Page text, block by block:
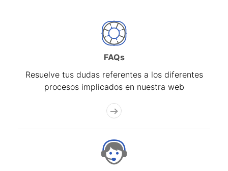
FAQs
Resuelve tus dudas referentes a los diferentes
procesos implicados en nuestra web